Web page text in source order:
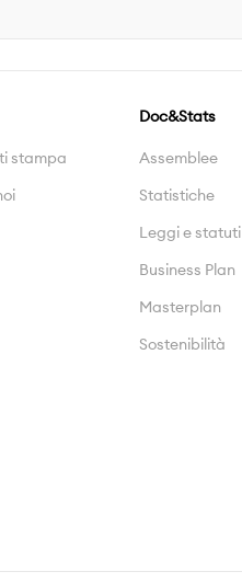
stampa
Doc&Stats
Assemblee
Statistiche
Leggi e statuti
Business Plan
Masterplan
Sostenibilità